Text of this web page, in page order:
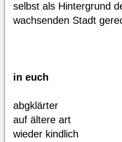
selbst als Hintergrund
wachsenden Stadt
in euch
abgklärter
auf ältere art
wieder kindlich